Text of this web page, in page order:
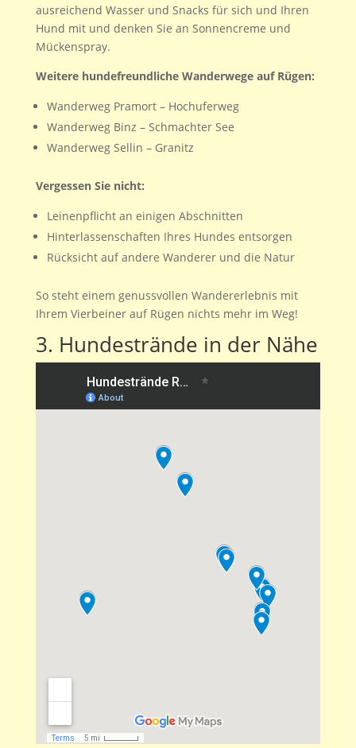
ausreichend Wasser und Snacks für sich und Ihren
Hund mit und denken Sie an Sonnencreme und
Mückenspray.
Weitere hundefreundliche Wanderwege auf Rügen:
Wanderweg Pramort – Hochuferweg
Wanderweg Binz – Schmachter See
Wanderweg Sellin – Granitz
Vergessen Sie nicht:
Leinenpflicht an einigen Abschnitten
Hinterlassenschaften Ihres Hundes entsorgen
Rücksicht auf andere Wanderer und die Natur
So steht einem genussvollen Wandererlebnis mit
Ihrem Vierbeiner auf Rügen nichts mehr im Weg!
3. Hundestrände in der Nähe